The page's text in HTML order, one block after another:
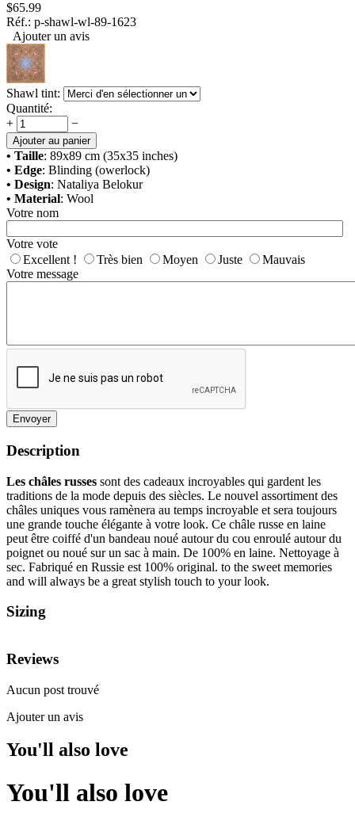
$65.99
Réf.: p-shawl-wl-89-1623
Ajouter un avis
Shawl tint:
Quantité:
+
−
Ajouter au panier
• Taille: 89x89 cm (35x35 inches)
• Edge: Blinding (owerlock)
• Design: Nataliya Belokur
• Material: Wool
Votre nom
Votre vote
Excellent !
Très bien Moyen Juste
Mauvais
Votre message
Envoyer
Description
Les châles russes sont des cadeaux incroyables qui gardent les
traditions de la mode depuis des siècles. Le nouvel assortiment des
châles uniques vous ramènera au temps incroyable et sera toujours
une grande touche élégante à votre look. Ce châle russe en laine
peut être coiffé d'un bandeau noué autour du cou enroulé autour du
poignet ou noué sur un sac à main. De 100% en laine. Nettoyage à
sec. Fabriqué en Russie est 100% original. to the sweet memories
and will always be a great stylish touch to your look.
Sizing
Reviews
Aucun post trouvé
Ajouter un avis
You'll also love
You'll also love